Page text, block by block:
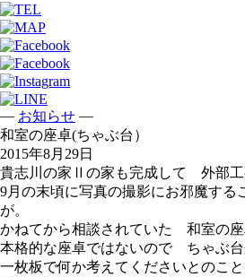
— お知らせ —
和室の座卓(ちゃぶ台）
2015年8月29日
貴志川の家Ⅱの家も完成して 外部工
9月の末頃に写真の撮影にお邪魔する
が。
かねてから相談されていた 和室の座
本格的な座卓ではないので ちゃぶ台
一枚板で何か考えてくださいとのこ